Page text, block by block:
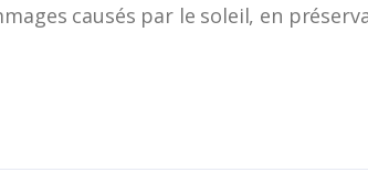
causés par le soleil, en